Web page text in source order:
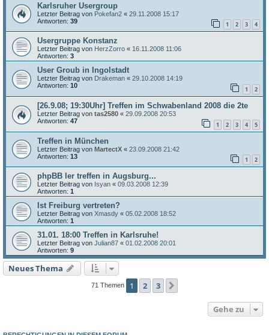
Karlsruher Usergroup
Letzter Beitrag von Pokefan2 « 29.11.2008 15:17
Antworten: 39 1 2 3 4
Usergruppe Konstanz
Letzter Beitrag von HerzZorro « 16.11.2008 11:06
Antworten: 3
User Groub in Ingolstadt
Letzter Beitrag von Drakeman « 29.10.2008 14:19
Antworten: 10 1 2
[26.9.08; 19:30Uhr] Treffen im Schwabenland 2008 die 2te
Letzter Beitrag von tas2580 « 29.09.2008 20:53
Antworten: 47 1 2 3 4 5
Treffen in München
Letzter Beitrag von MartectX « 23.09.2008 21:42
Antworten: 13 1 2
phpBB ler treffen in Augsburg...
Letzter Beitrag von Isyan « 09.03.2008 12:39
Antworten: 1
Ist Freiburg vertreten?
Letzter Beitrag von Xmasdy « 05.02.2008 18:52
Antworten: 1
31.01. 18:00 Treffen in Karlsruhe!
Letzter Beitrag von Julian87 « 01.02.2008 20:01
Antworten: 9
Neues Thema
71 Themen 1 2 3
Gehe zu